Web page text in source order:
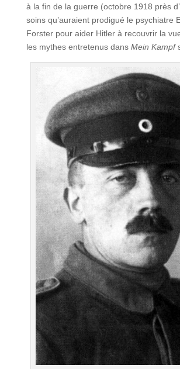
à la fin de la guerre (octobre 1918 près
soins qu’auraient prodigué le psychiatre
Forster pour aider Hitler à recouvrir la
les mythes entretenus dans Mein Kampf